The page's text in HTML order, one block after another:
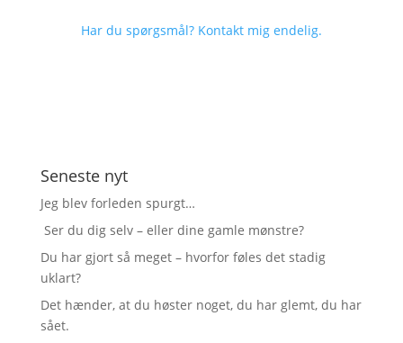
Har du spørgsmål? Kontakt mig endelig.
Seneste nyt
Jeg blev forleden spurgt…
Ser du dig selv – eller dine gamle mønstre?
Du har gjort så meget – hvorfor føles det stadig
uklart?
Det hænder, at du høster noget, du har glemt, du har
sået.